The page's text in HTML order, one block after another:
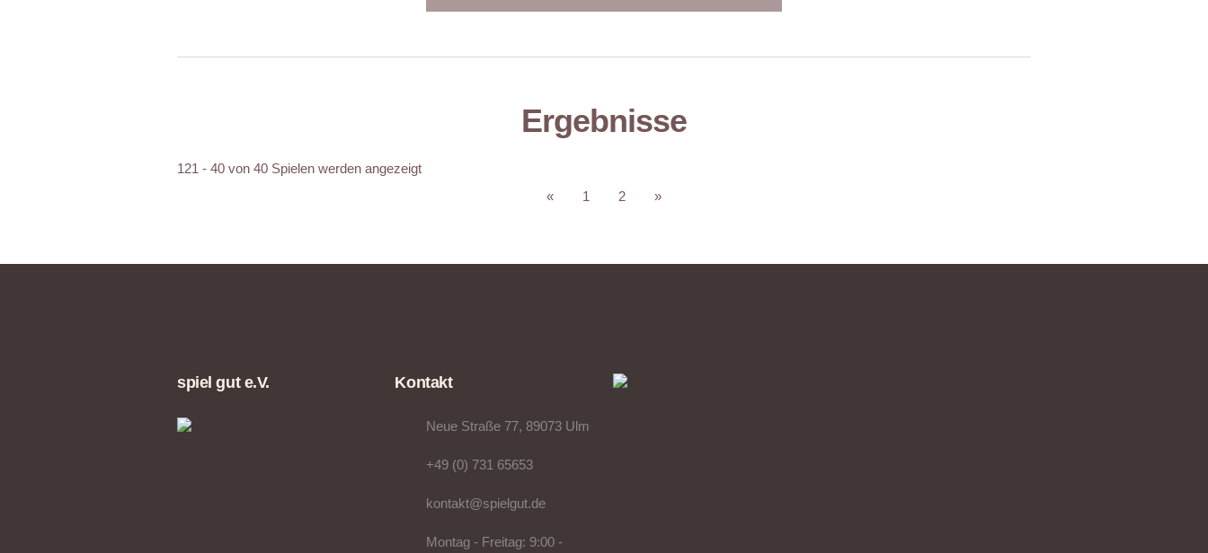
Ergebnisse
121 - 40 von 40 Spielen werden angezeigt
«
1 2 »
spiel gut e.V. Kontakt
Neue Straße 77, 89073 Ulm
+49 (0) 731 65653
kontakt@spielgut.de
Montag - Freitag: 9:00 -